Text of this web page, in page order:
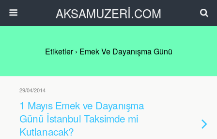
AKSAMUZERİ.COM
Etiketler › Emek Ve Dayanışma Günü
29/04/2014
1 Mayıs Emek ve Dayanışma
Günü İstanbul Taksimde mi
Kutlanacak?